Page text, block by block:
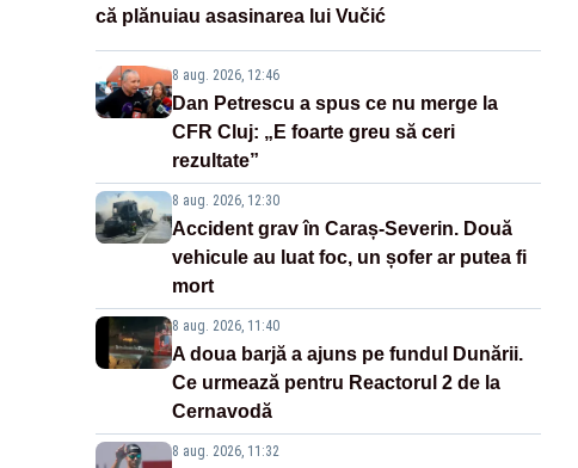
că plănuiau asasinarea lui Vučić
8 aug. 2026, 12:46
Dan Petrescu a spus ce nu merge la
CFR Cluj: „E foarte greu să ceri
rezultate”
8 aug. 2026, 12:30
Accident grav în Caraș-Severin. Două
vehicule au luat foc, un șofer ar putea fi
mort
8 aug. 2026, 11:40
A doua barjă a ajuns pe fundul Dunării.
Ce urmează pentru Reactorul 2 de la
Cernavodă
8 aug. 2026, 11:32